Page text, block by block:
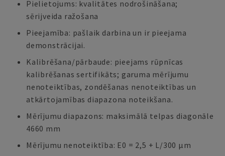
Pielietojums: kvalitātes nodrošināšana;
sērijveida ražošana
Pieejamība: pašlaik darbina un ir pieejama
demonstrācijai.
Kalibrēšana/pārbaude: pieejams rūpnīcas
kalibrēšanas sertifikāts; garuma mērījumu
nenoteiktības, zondēšanas nenoteiktības un
atkārtojamības diapazona noteikšana.
Mērījumu diapazons: maksimālā telpas diagonāle
4660 mm
Mērījumu nenoteiktība: E0 = 2,5 + L/300 µm